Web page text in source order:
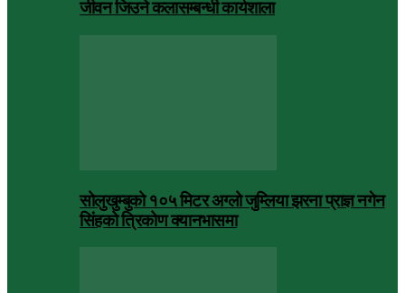
जीवन जिउने कलासम्बन्धी कार्यशाला
सोलुखुम्बुको १०५ मिटर अग्लो जुम्लिया झरना प्राज्ञ नगेन
सिंहको त्रिकोण क्यानभासमा